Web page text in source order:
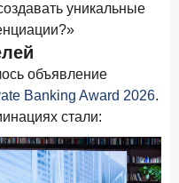
уникальные
объявление
Banking Award 2026.
стали: